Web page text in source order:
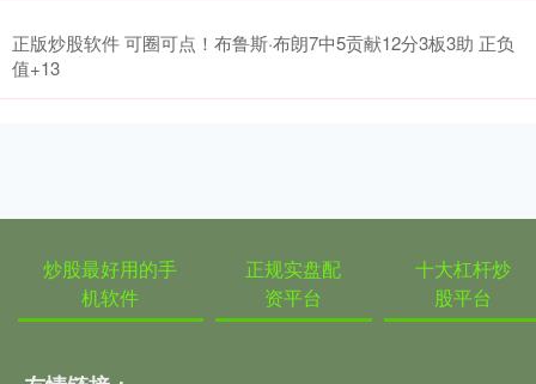
正版炒股软件 可圈可点！布鲁斯·布朗7中5贡献12分3板3助 正负
值+13
炒股最好用的手
机软件
正规实盘配
资平台
十大杠杆炒
股平台